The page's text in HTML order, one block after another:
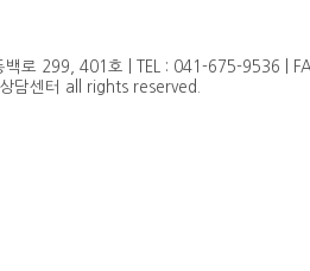
백로 299, 401호 | TEL : 041-675-9536 |
담센터 all rights reserved.